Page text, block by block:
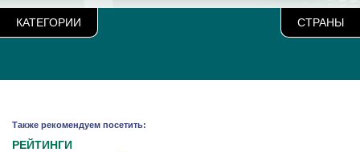
КАТЕГОРИИ СТРАНЫ
Также рекомендуем посетить:
РЕЙТИНГИ